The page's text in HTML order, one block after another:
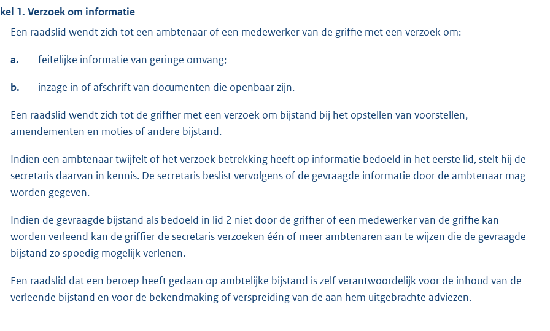
1. Verzoek om informatie
Een raadslid wendt zich tot een ambtenaar of een medewerker van de griffie met een verzoek om:
a. feitelijke informatie van geringe omvang;
b. inzage in of afschrift van documenten die openbaar zijn.
Een raadslid wendt zich tot de griffier met een verzoek om bijstand bij het opstellen van voorstellen,
amendementen en moties of andere bijstand.
Indien een ambtenaar twijfelt of het verzoek betrekking heeft op informatie bedoeld in het eerste lid, stelt hij de
secretaris daarvan in kennis. De secretaris beslist vervolgens of de gevraagde informatie door de ambtenaar mag
worden gegeven.
Indien de gevraagde bijstand als bedoeld in lid 2 niet door de griffier of een medewerker van de griffie kan
worden verleend kan de griffier de secretaris verzoeken één of meer ambtenaren aan te wijzen die de gevraagde
bijstand zo spoedig mogelijk verlenen.
Een raadslid dat een beroep heeft gedaan op ambtelijke bijstand is zelf verantwoordelijk voor de inhoud van de
verleende bijstand en voor de bekendmaking of verspreiding van de aan hem uitgebrachte adviezen.